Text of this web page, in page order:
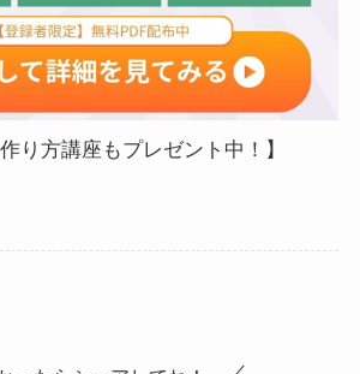
り方講座もプレゼント中！】